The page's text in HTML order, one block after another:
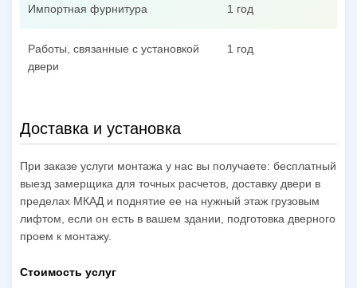
Импортная фурнитура 1 год
Работы, связанные с установкой
двери
1 год
Доставка и установка
При заказе услуги монтажа у нас вы получаете: бесплатный
выезд замерщика для точных расчетов, доставку двери в
пределах МКАД и поднятие ее на нужный этаж грузовым
лифтом, если он есть в вашем здании, подготовка дверного
проем к монтажу.
Стоимость услуг